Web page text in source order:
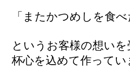
「またかつめしを食べ
というお客様の想い
杯心を込めて作ってい